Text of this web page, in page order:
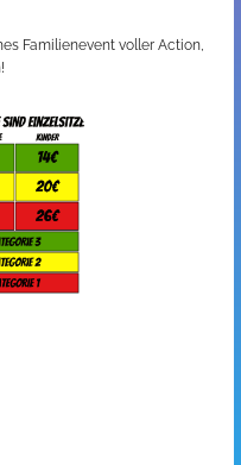
Familienevent voller Action,